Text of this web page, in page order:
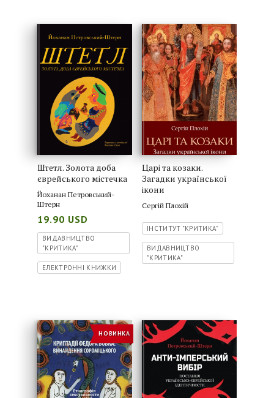
Штетл. Золота доба
єврейського містечка
Йоханан Петровський-
Штерн
19.90 USD
ВИДАВНИЦТВО
"КРИТИКА"
ЕЛЕКТРОННІ КНИЖКИ
Царі та козаки.
Загадки української
ікони
Сергій Плохій
ІНСТИТУТ "КРИТИКА"
ВИДАВНИЦТВО
"КРИТИКА"
НОВИНКА